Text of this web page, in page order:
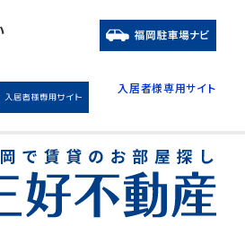
入居者様専用サイト